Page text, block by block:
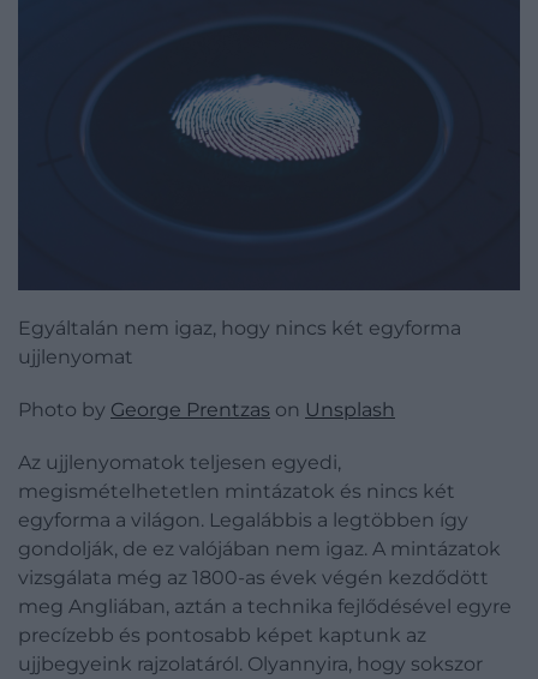
Egyáltalán nem igaz, hogy nincs két egyforma
ujjlenyomat
Photo by George Prentzas on Unsplash
Az ujjlenyomatok teljesen egyedi,
megismételhetetlen mintázatok és nincs két
egyforma a világon. Legalábbis a legtöbben így
gondolják, de ez valójában nem igaz. A mintázatok
vizsgálata még az 1800-as évek végén kezdődött
meg Angliában, aztán a technika fejlődésével egyre
precízebb és pontosabb képet kaptunk az
ujjbegyeink rajzolatáról. Olyannyira, hogy sokszor